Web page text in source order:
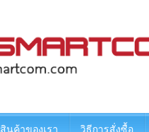
สินค้าของเรา วิธีการสั่งซื้อ